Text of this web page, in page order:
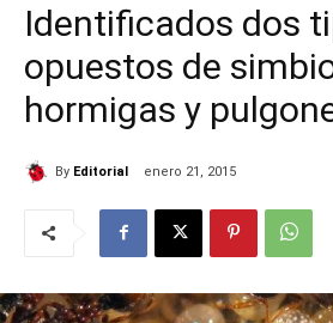
Identificados dos
opuestos de
hormigas y
By Editorial enero 21, 2015